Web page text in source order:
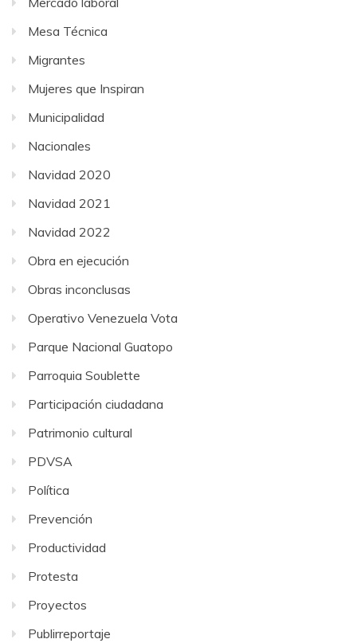
Mesa Técnica
Migrantes
Mujeres que Inspiran
Municipalidad
Nacionales
Navidad 2020
Navidad 2021
Navidad 2022
Obra en ejecución
Obras inconclusas
Operativo Venezuela Vota
Parque Nacional Guatopo
Parroquia Soublette
Participación ciudadana
Patrimonio cultural
PDVSA
Política
Prevención
Productividad
Protesta
Proyectos
Publirreportaje